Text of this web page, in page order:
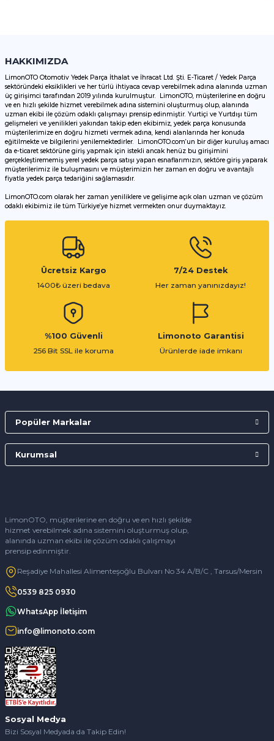
Görüş ve önerileriniz için teşekkür ederiz.
Ürün resmi kalitesiz, bozuk veya görüntülenemiyor.
Ürün açıklamasında eksik bilgiler bulunuyor.
Ürün bilgilerinde hatalar bulunuyor.
Ürün fiyatı diğer sitelerden daha pahalı.
Bu ürüne benzer farklı alternatifler olmalı.
HAKKIMIZDA
LimonOTO Otomotiv Yedek Parça İthalat ve İhracat Ltd. Şti. E-Ticaret / Yedek Parça
sektöründeki eksiklikleri ve her türlü ihtiyaca cevap verebilmek adına alanında uzman
üç girişimci tarafından 2019 yılında kurulmuştur. LimonOTO, müşterilerine en doğru
ve en hızlı şekilde hizmet verebilmek adına sistemini oluşturmuş olup, alanında
uzman ekibi ile çözüm odaklı çalışmayı prensip edinmiştir. Yurtiçi ve Yurtdışı tüm
gelişmeleri ve yenilikleri yakından takip eden ekibimiz, yedek parça konusunda
müşterilerimize en doğru hizmeti vermek adına, kendi alanlarında her konuda
eğitilmekte ve bilgilerini yenilemektedirler. LimonOTO.com’un bir diğer kuruluş amacı
da e-ticaret sektörüne giriş yapmak için istekli ancak henüz bu girişimini
gerçekleştirememiş yerel yedek parça satışı yapan esnaflarımızın, sektöre giriş yaparak
müşterilerimiz ile buluşmasını ve müşterimizin her zaman en doğru ve avantajlı
fiyatla yedek parça tedariğini sağlamasıdır.
LimonOTO.com olarak her zaman yeniliklere ve gelişime açık olan uzman ve çözüm
odaklı ekibimiz ile tüm Türkiye’ye hizmet vermekten onur duymaktayız.
Ücretsiz Kargo
1400₺ üzeri bedava
7/24 Destek
Her zaman yanınızdayız!
%100 Güvenli
256 Bit SSL ile koruma
Limonoto Garantisi
Ürünlerde iade imkanı
LimonOTO, müşterilerine en doğru ve en hızlı şekilde
hizmet verebilmek adına sistemini oluşturmuş olup,
alanında uzman ekibi ile çözüm odaklı çalışmayı
prensip edinmiştir.
Reşadiye Mahallesi Alimenteşoğlu Bulvarı No 34 A/B/C , Tarsus/Mersin
0539 825 0930
WhatsApp İletişim
info@limonoto.com
Popüler Markalar
Kurumsal
Sosyal Medya
Bizi Sosyal Medyada da Takip Edin!